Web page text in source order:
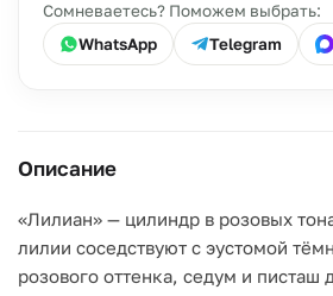
Сомневаетесь? Поможем выбрать:
WhatsApp
Telegram
Описание
«Лилиан» — цилиндр в розовых
лилии соседствуют с эустомой
розового оттенка, седум и писташ